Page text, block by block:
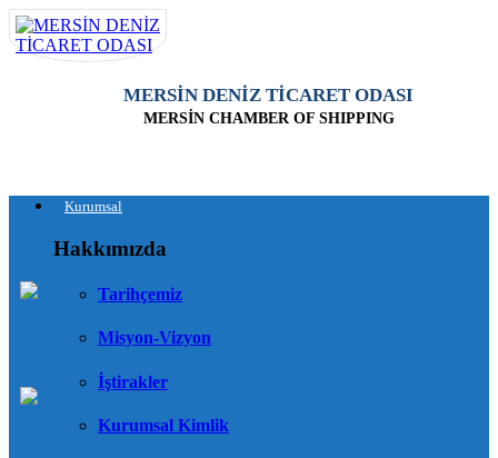
MERSİN DENİZ TİCARET ODASI
MERSİN CHAMBER OF SHIPPING
Kurumsal
Hakkımızda
Tarihçemiz
Misyon-Vizyon
İştirakler
Kurumsal Kimlik